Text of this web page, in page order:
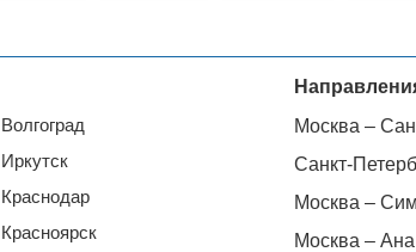
Волгоград
Иркутск
Краснодар
Красноярск
Москва –
Санкт-
Москва –
Москва –